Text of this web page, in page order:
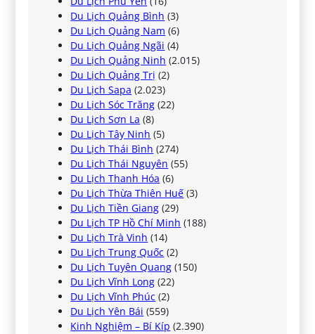
Du Lịch Quảng Bình (3)
Du Lịch Quảng Nam (6)
Du Lịch Quảng Ngãi (4)
Du Lịch Quảng Ninh (2.015)
Du Lịch Quảng Trị (2)
Du Lịch Sapa (2.023)
Du Lịch Sóc Trăng (22)
Du Lịch Sơn La (8)
Du Lịch Tây Ninh (5)
Du Lịch Thái Bình (274)
Du Lịch Thái Nguyên (55)
Du Lịch Thanh Hóa (6)
Du Lịch Thừa Thiên Huế (3)
Du Lịch Tiền Giang (29)
Du Lịch TP Hồ Chí Minh (188)
Du Lịch Trà Vinh (14)
Du Lịch Trung Quốc (2)
Du Lịch Tuyên Quang (150)
Du Lịch Vĩnh Long (22)
Du Lịch Vĩnh Phúc (2)
Du Lịch Yên Bái (559)
Kinh Nghiệm – Bí Kíp (2.390)